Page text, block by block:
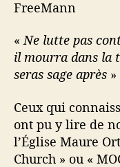
FreeMann
«Ne lutte pas
il mourra dans la
seras sage après
Ceux qui
ont pu y lire de
l’Église Maure
Church » ou «